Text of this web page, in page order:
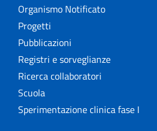
Organismo Notificato
Progetti
Pubblicazioni
Registri e sorveglianze
Ricerca collaboratori
Scuola
Sperimentazione clinica fase I